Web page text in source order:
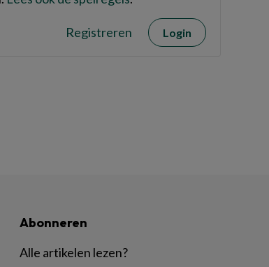
Registreren Login
Abonneren
Alle artikelen lezen?